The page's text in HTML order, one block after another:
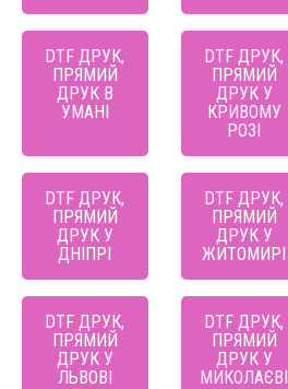
DTF ДРУК,
ПРЯМИЙ
ДРУК В
УМАНІ
DTF ДРУК,
ПРЯМИЙ
ДРУК У
КРИВОМУ
РОЗІ
DTF ДРУК,
ПРЯМИЙ
ДРУК У
ДНІПРІ
DTF ДРУК,
ПРЯМИЙ
ДРУК У
ЖИТОМИРІ
DTF ДРУК,
ПРЯМИЙ
ДРУК У
ЛЬВОВІ
DTF ДРУК,
ПРЯМИЙ
ДРУК У
МИКОЛАЄВІ